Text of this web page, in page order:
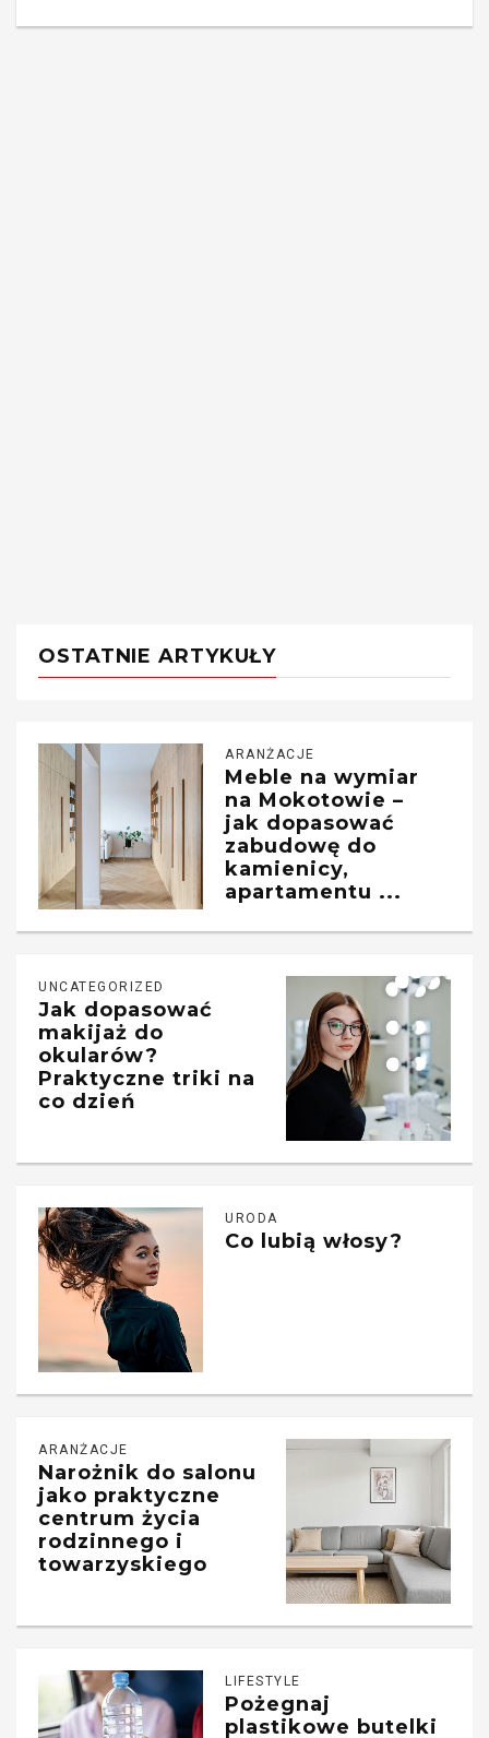
OSTATNIE ARTYKUŁY
ARANŻACJE
Meble na wymiar
na Mokotowie –
jak dopasować
zabudowę do
kamienicy,
apartamentu ...
UNCATEGORIZED
Jak dopasować
makijaż do
okularów?
Praktyczne triki na
co dzień
URODA
Co lubią włosy?
ARANŻACJE
Narożnik do salonu
jako praktyczne
centrum życia
rodzinnego i
towarzyskiego
LIFESTYLE
Pożegnaj
plastikowe butelki